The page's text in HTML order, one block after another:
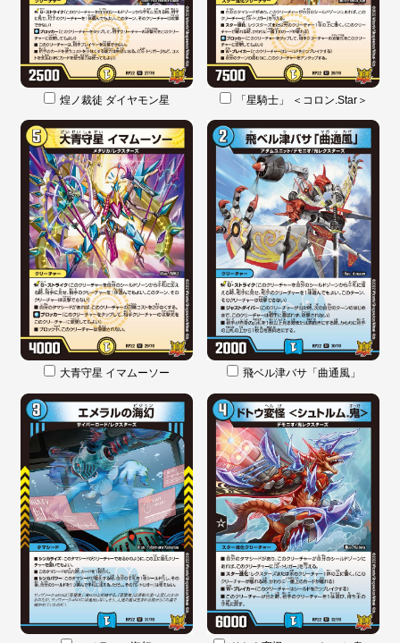
煌ノ裁徒 ダイヤモン星 「星騎士」 ＜コロン.Star＞
大青守星 イマムーソー 飛ベル津バサ「曲通風」